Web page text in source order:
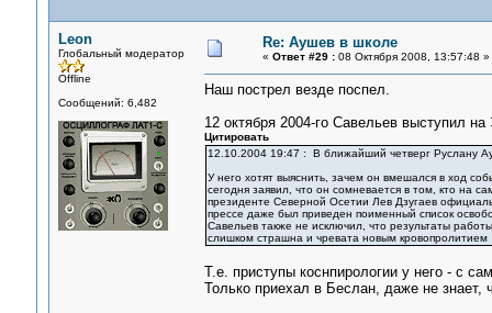
Leon
Глобальный модератор
Offline
Сообщений: 6,482
Re: Аушев в школе
« Ответ #29 :08 Октября 2008, 13:57:48 »
Наш пострел везде поспел.
12 октября 2004-го Савельев выступил на
Цитировать
12.10.2004 19:47 : В ближайший четверг Руслану
У него хотят выяснить, зачем он вмешался в ход
сегодня заявил, что он сомневается в том, кто на
президенте Северной Осетии Лев Дзугаев
прессе даже был приведен поименный список
Савельев также не исключил, что результаты
слишком страшна и чревата новым кровопролитием
Т.е. приступы коснпирологии у него - с
Только приехал в Беслан, даже не знает,